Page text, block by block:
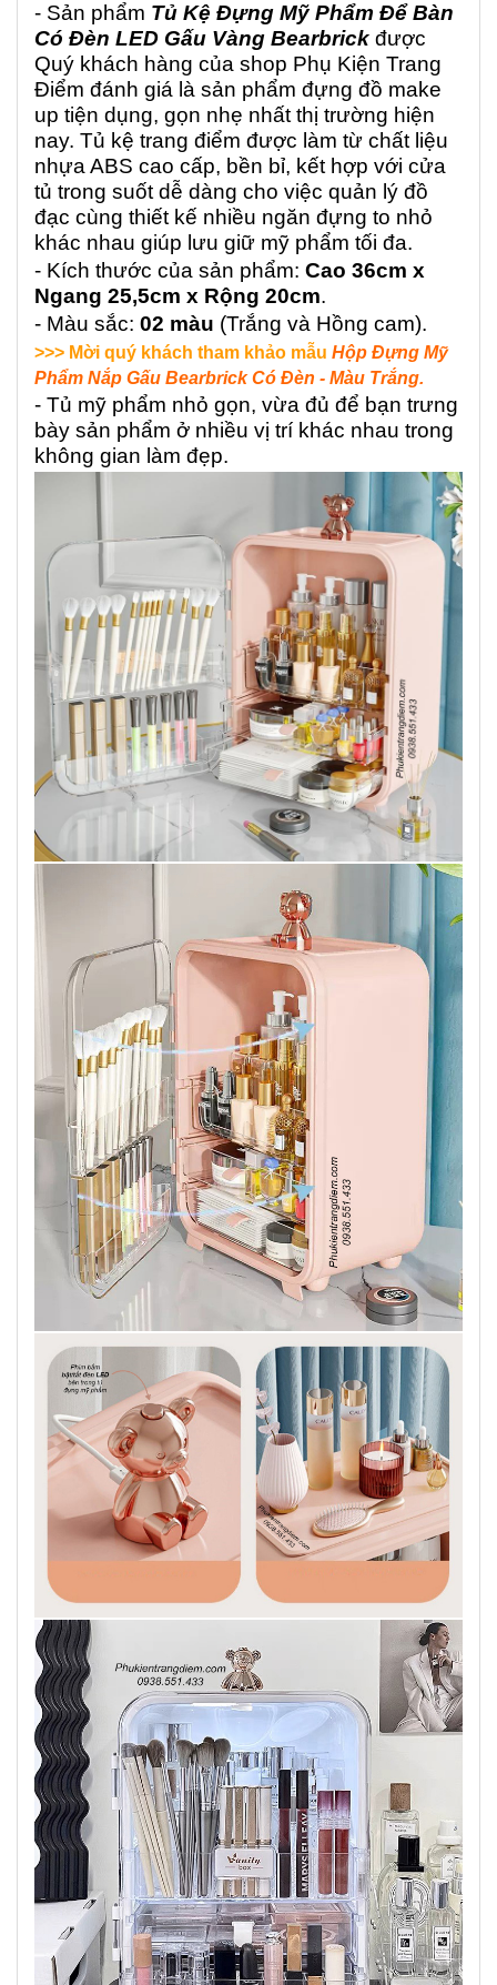
- Sản phẩm Tủ Kệ Đựng Mỹ Phẩm Để Bàn
Có Đèn LED Gấu Vàng Bearbrick được
Quý khách hàng của shop Phụ Kiện Trang
Điểm đánh giá là sản phẩm đựng đồ make
up tiện dụng, gọn nhẹ nhất thị trường hiện
nay. Tủ kệ trang điểm được làm từ chất liệu
nhựa ABS cao cấp, bền bỉ, kết hợp với cửa
tủ trong suốt dễ dàng cho việc quản lý đồ
đạc cùng thiết kế nhiều ngăn đựng to nhỏ
khác nhau giúp lưu giữ mỹ phẩm tối đa.
- Kích thước của sản phẩm: Cao 36cm x
Ngang 25,5cm x Rộng 20cm.
- Màu sắc: 02 màu (Trắng và Hồng cam).
>>> Mời quý khách tham khảo mẫu Hộp Đựng Mỹ
Phẩm Nắp Gấu Bearbrick Có Đèn - Màu Trắng.
- Tủ mỹ phẩm nhỏ gọn, vừa đủ để bạn trưng
bày sản phẩm ở nhiều vị trí khác nhau trong
không gian làm đẹp.